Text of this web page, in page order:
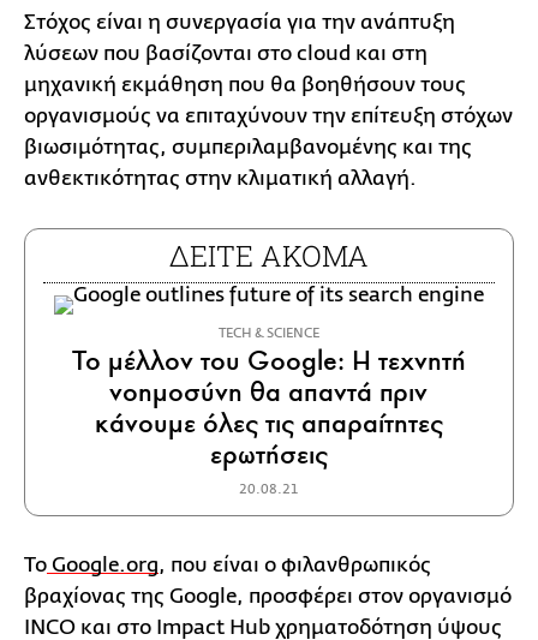
Στόχος είναι η συνεργασία για την ανάπτυξη
λύσεων που βασίζονται στο cloud και στη
μηχανική εκμάθηση που θα βοηθήσουν τους
οργανισμούς να επιταχύνουν την επίτευξη στόχων
βιωσιμότητας, συμπεριλαμβανομένης και της
ανθεκτικότητας στην κλιματική αλλαγή.
ΔΕΙΤΕ ΑΚΟΜΑ
ΤECH & SCIENCE
Το μέλλον του Google: Η τεχνητή
νοημοσύνη θα απαντά πριν
κάνουμε όλες τις απαραίτητες
ερωτήσεις
20.08.21
Το Google.org, που είναι ο φιλανθρωπικός
βραχίονας της Google, προσφέρει στον οργανισμό
INCO και στο Impact Hub χρηματοδότηση ύψους